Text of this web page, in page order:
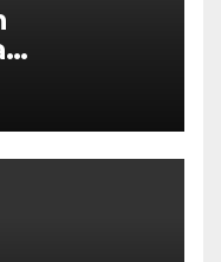
Polisi
Tanda